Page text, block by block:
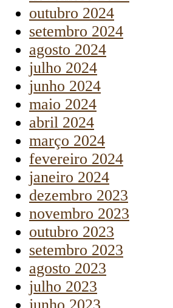
outubro 2024
setembro 2024
agosto 2024
julho 2024
junho 2024
maio 2024
abril 2024
março 2024
fevereiro 2024
janeiro 2024
dezembro 2023
novembro 2023
outubro 2023
setembro 2023
agosto 2023
julho 2023